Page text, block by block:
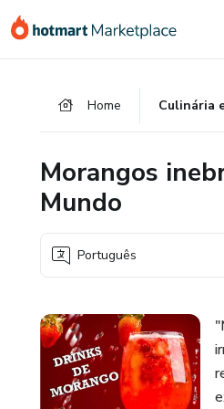
para
para
para
Home Culinária
Morangos
Mundo
Português